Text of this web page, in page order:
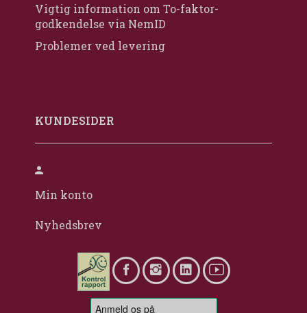
Vigtig information om To-faktor-
godkendelse via NemID
Problemer ved levering
KUNDESIDER
Min konto
Nyhedsbrev